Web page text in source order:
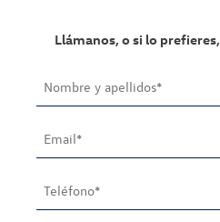
Llámanos, o si lo prefieres,